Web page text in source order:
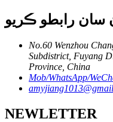
سان رابطو ڪريو
No.60 Wenzhou
Subdistrict, Fuyang
Province, China
Mob/WhatsApp/
NEWLETTER